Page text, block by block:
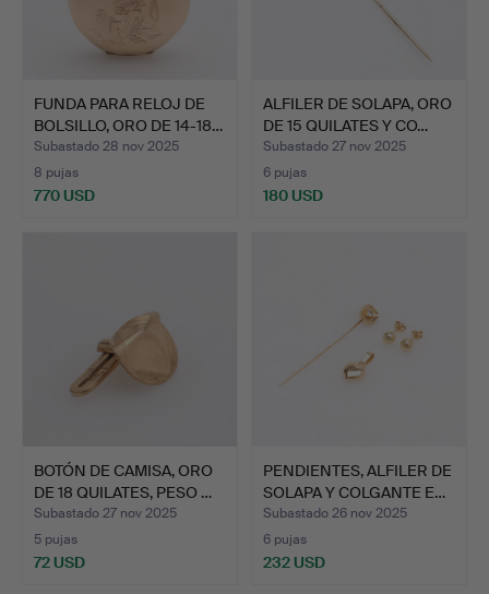
FUNDA PARA RELOJ DE
BOLSILLO, ORO DE 14-18…
Subastado 28 nov 2025
8 pujas
770 USD
ALFILER DE SOLAPA, ORO
DE 15 QUILATES Y CO…
Subastado 27 nov 2025
6 pujas
180 USD
BOTÓN DE CAMISA, ORO
DE 18 QUILATES, PESO …
Subastado 27 nov 2025
5 pujas
72 USD
PENDIENTES, ALFILER DE
SOLAPA Y COLGANTE E…
Subastado 26 nov 2025
6 pujas
232 USD